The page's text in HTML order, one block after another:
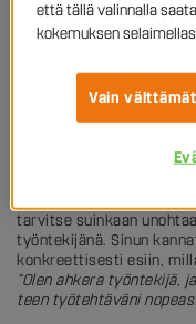
Oletko kirjoittanut
ahkera ja reipas tai
mutta näiden ilmausten
hakemuksista – moni
työntekijänä. Jos nämä
mahdollisimman
tarvitse suinkaan
työntekijänä. Sinun
konkreettisesti esiin,
“Olen ahkera työntekijä,
teen työtehtäväni
että tällä valinnalla
kokemuksen
Vain